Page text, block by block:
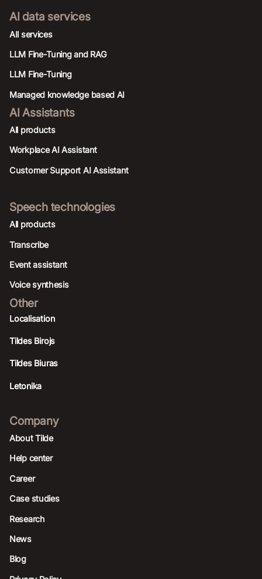
AI data services
AIl services
LLM Fine-Tuning and RAG
LLM Fine-Tuning
Managed knowledge based AI
AI Assistants
All products
Workplace AI Assistant
Customer Support AI Assistant
Speech technologies
All products
Transcribe
Event assistant
Voice synthesis
Other
Localisation
Tildes Birojs
Tildes Biuras
Letonika
Company
About Tilde
Help center
Career
Case studies
Research
News
Blog